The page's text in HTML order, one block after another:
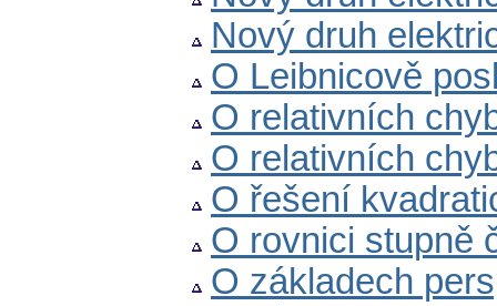
Nový druh
O Leibnicově
O relativních
O relativních
O řešení
O rovnici stupně
O základech